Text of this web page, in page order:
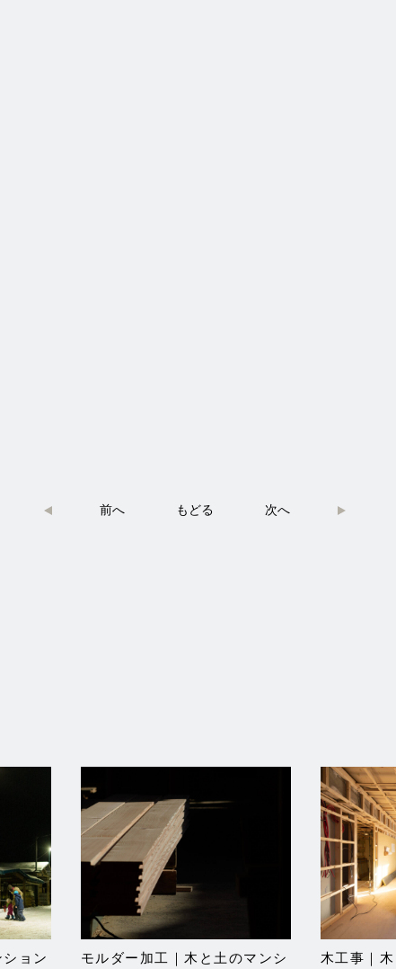
もどる
投
稿
前へ 次へ
ョン モルダー加工｜木と土のマンシ 木工事｜